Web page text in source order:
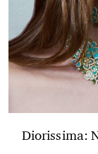
Diorissima: